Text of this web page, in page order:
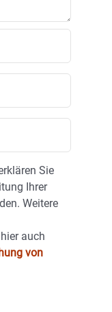
Sie
Ihrer
Weitere
auch
von